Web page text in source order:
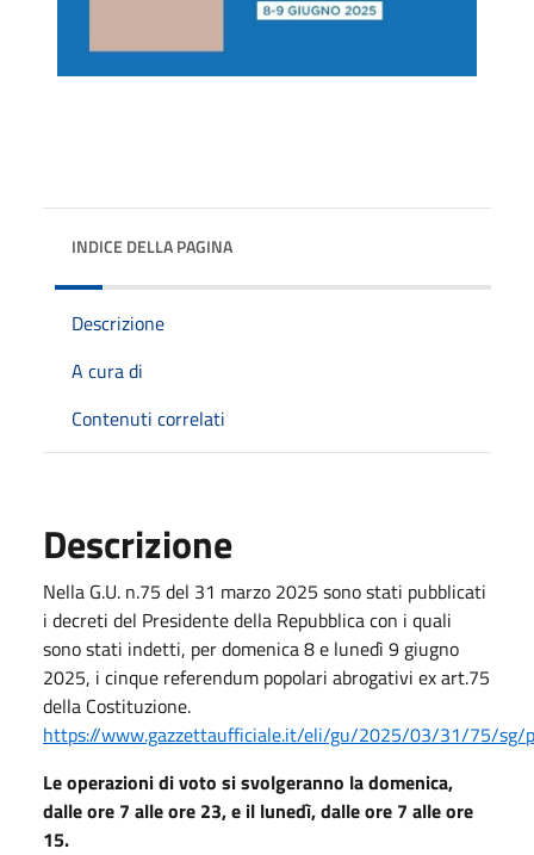
INDICE DELLA PAGINA
Descrizione
A cura di
Contenuti correlati
Descrizione
Nella G.U. n.75 del 31 marzo 2025 sono stati pubblicati
i decreti del Presidente della Repubblica con i quali
sono stati indetti, per domenica 8 e lunedì 9 giugno
2025, i cinque referendum popolari abrogativi ex art.75
della Costituzione.
https://www.gazzettaufficiale.it/eli/gu/2025/03/31/75/sg/
Le operazioni di voto si svolgeranno la domenica,
dalle ore 7 alle ore 23, e il lunedì, dalle ore 7 alle ore
15.